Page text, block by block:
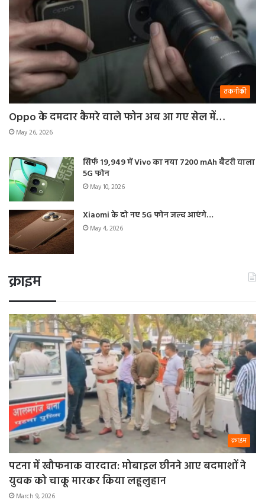
तकनीकी
Oppo के दमदार कैमरे वाले फोन अब आ गए सेल में…
May 26, 2026
सिर्फ 19,949 में Vivo का नया 7200 mAh बैटरी वाला
5G फोन
May 10, 2026
Xiaomi के दो नए 5G फोन जल्द आएंगे…
May 4, 2026
क्राइम
क्राइम
पटना में खौफनाक वारदात: मोबाइल छीनने आए बदमाशों ने
युवक को चाकू मारकर किया लहूलुहान
March 9, 2026